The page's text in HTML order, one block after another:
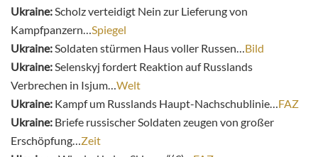
Ukraine: Scholz verteidigt Nein zur Lieferung von
Kampfpanzern… Spiegel
Ukraine: Soldaten stürmen Haus voller Russen… Bild
Ukraine: Selenskyj fordert Reaktion auf Russlands
Verbrechen in Isjum… Welt
Ukraine: Kampf um Russlands Haupt-Nachschublinie… FAZ
Ukraine: Briefe russischer Soldaten zeugen von großer
Erschöpfung… Zeit